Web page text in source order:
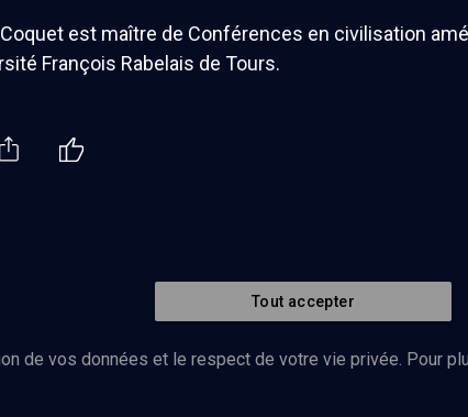
est maître de Conférences en civilisation
François Rabelais de Tours.
Tout accepter
de vos données et le respect de votre vie privée. Pour